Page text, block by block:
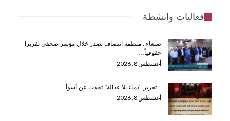
فعاليات وانشطة
صنعاء : منظمة انتصاف تصدر خلال مؤتمر صحفي تقريرا
حقوقياً…
أغسطس 8, 2026
– تقرير “دماء بلا عدالة” تحدث عن أسوأ…
أغسطس 8, 2026